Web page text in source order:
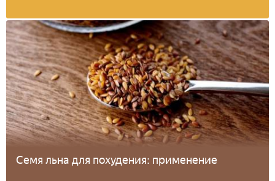
Семя льна для похудения: применение